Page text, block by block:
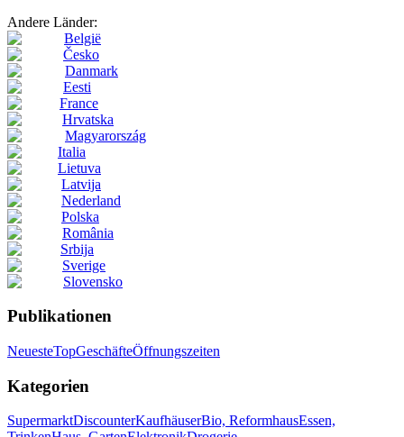
Andere Länder:
België
Česko
Danmark
Eesti
France
Hrvatska
Magyarország
Italia
Lietuva
Latvija
Nederland
Polska
România
Srbija
Sverige
Slovensko
Publikationen
NeuesteTopGeschäfteÖffnungszeiten
Kategorien
SupermarktDiscounterKaufhäuserBio, ReformhausEssen,